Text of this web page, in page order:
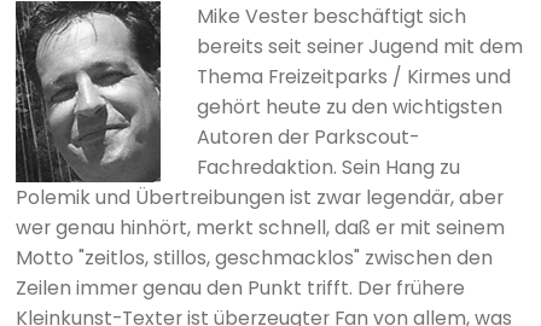
Mike Vester beschäftigt sich
bereits seit seiner Jugend mit dem
Thema Freizeitparks / Kirmes und
gehört heute zu den wichtigsten
Autoren der Parkscout-
Fachredaktion. Sein Hang zu
Polemik und Übertreibungen ist zwar legendär, aber
wer genau hinhört, merkt schnell, daß er mit seinem
Motto "zeitlos, stillos, geschmacklos" zwischen den
Zeilen immer genau den Punkt trifft. Der frühere
Kleinkunst-Texter ist überzeugter Fan von allem, was